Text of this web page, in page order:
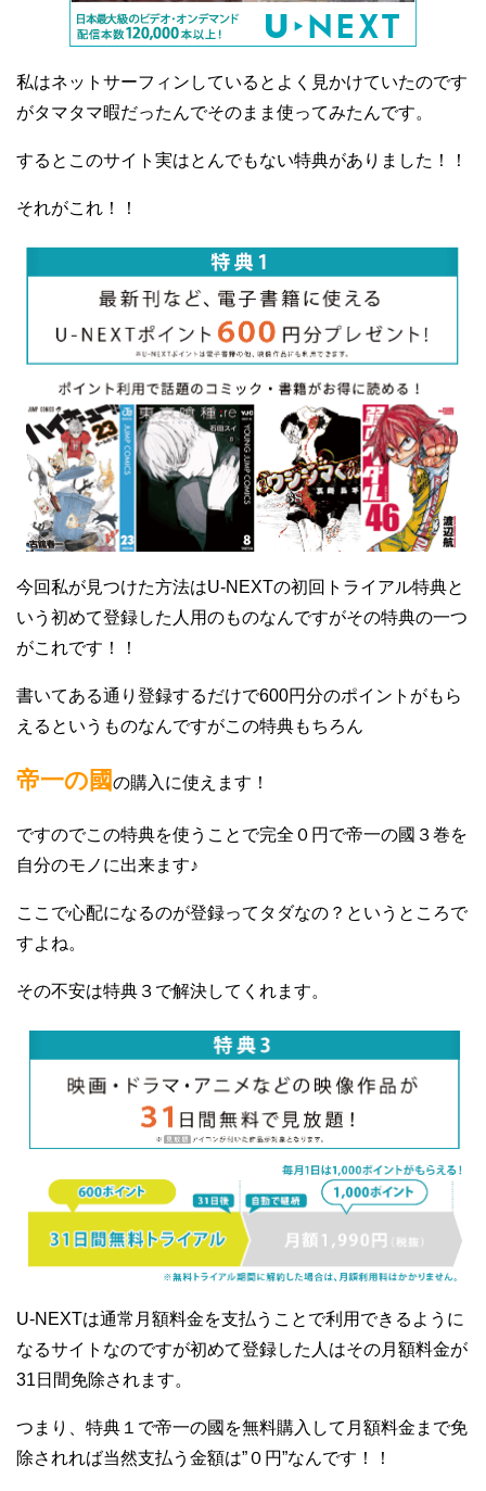
私はネットサーフィンしているとよく見かけていたのです
がタマタマ暇だったんでそのまま使ってみたんです。
するとこのサイト実はとんでもない特典がありました！！
それがこれ！！
今回私が見つけた方法はU-NEXTの初回トライアル特典と
いう初めて登録した人用のものなんですがその特典の一つ
がこれです！！
書いてある通り登録するだけで600円分のポイントがもら
えるというものなんですがこの特典もちろん
帝一の國の購入に使えます！
ですのでこの特典を使うことで完全０円で帝一の國３巻を
自分のモノに出来ます♪
ここで心配になるのが登録ってタダなの？というところで
すよね。
その不安は特典３で解決してくれます。
U-NEXTは通常月額料金を支払うことで利用できるように
なるサイトなのですが初めて登録した人はその月額料金が
31日間免除されます。
つまり、特典１で帝一の國を無料購入して月額料金まで免
除されれば当然支払う金額は”０円”なんです！！